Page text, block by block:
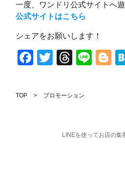
一度、ワンドリ公式サイトへ
公式サイトはこちら
シェアをお願いします！
Facebook
TwitterLine
TOP プロモーション
LINEを使ってお店の集